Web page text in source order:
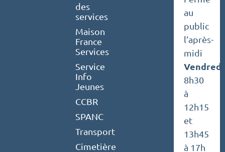
des
services
Maison
France
Services
Service
Info
Jeunes
CCBR
SPANC
Transport
Cimetière
au
public
l’après-
midi
Vendredi
8h30
à
12h15
et
13h45
à 17h